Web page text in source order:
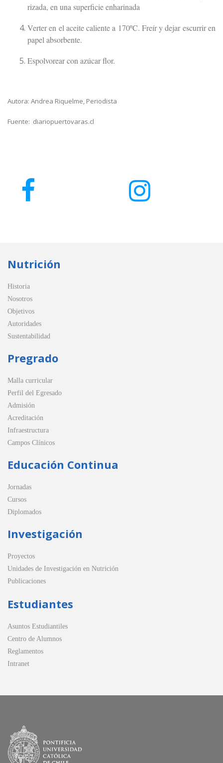
rizada, en una superficie enharinada
Verter en el aceite caliente a 170ºC. Freír y dejar escurrir en
papel absorbente.
Espolvorear con azúcar flor.
Autora: Andrea Riquelme, Periodista
Fuente: diariopuertovaras.cl
Nutrición
Historia
Nosotros
Objetivos
Autoridades
Sustentabilidad
Pregrado
Malla curricular
Perfil del Egresado
Admisión
Acreditación
Infraestructura
Campos Clínicos
Educación Continua
Jornadas
Cursos
Diplomados
Investigación
Proyectos
Unidades de Investigación en Nutrición
Publicaciones
Estudiantes
Asuntos Estudiantiles
Centro de Alumnos
Reglamentos
Intranet